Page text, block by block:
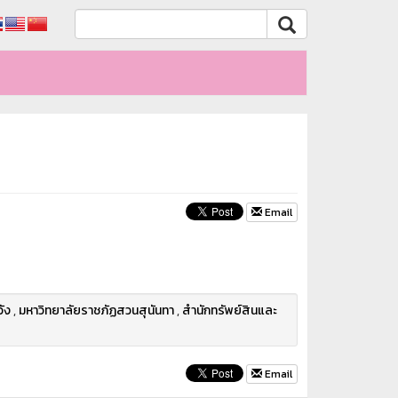
Email
ง,มหาวิทยาลัยราชภัฏสวนสุนันทา,สำนักทรัพย์สินและ
Email